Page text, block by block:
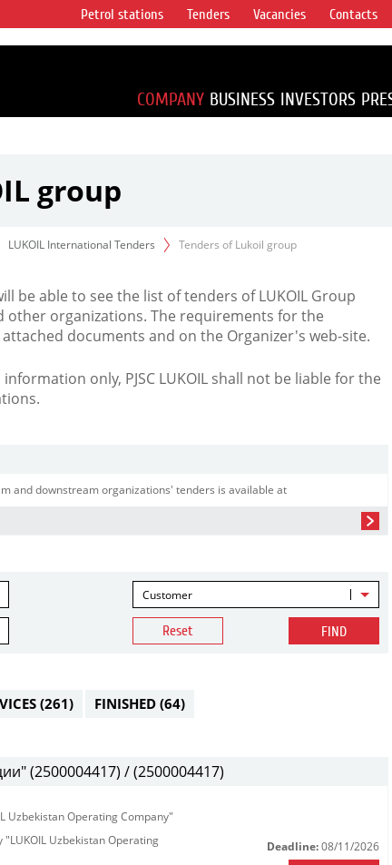
vertical
for
1% of proved
Petrol stations Tenders Vacancies Contacts
COMPANY BUSINESS INVESTORS
group
LUKOIL International Tenders Tenders of Lukoil group
be able to see the list of tenders of LUKOIL Group
other organizations. The requirements for the
documents and on the Organizer's web-site.
only, PJSC LUKOIL shall not be liable for the
and downstream organizations' tenders is available at
Customer
Reset FIND
(261) FINISHED (64)
(2500004417) / (2500004417)
Uzbekistan Operating Company"
Uzbekistan Operating
Deadline: 08/11/2026